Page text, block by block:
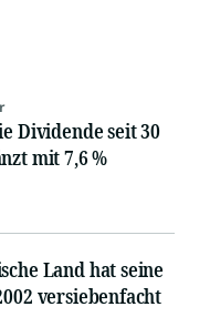
Dividende seit 30
mit 7,6 %
Land hat seine
versiebenfacht